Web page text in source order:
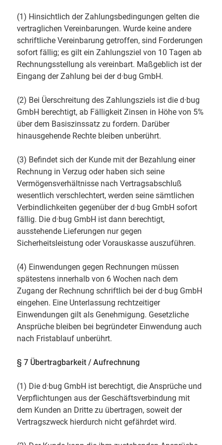
(1) Hinsichtlich der Zahlungsbedingungen gelten die
vertraglichen Vereinbarungen. Wurde keine andere
schriftliche Vereinbarung getroffen, sind Forderungen
sofort fällig; es gilt ein Zahlungsziel von 10 Tagen ab
Rechnungsstellung als vereinbart. Maßgeblich ist der
Eingang der Zahlung bei der d·bug GmbH.
(2) Bei Üerschreitung des Zahlungsziels ist die d·bug
GmbH berechtigt, ab Fälligkeit Zinsen in Höhe von 5%
über dem Basiszinssatz zu fordern. Darüber
hinausgehende Rechte bleiben unberührt.
(3) Befindet sich der Kunde mit der Bezahlung einer
Rechnung in Verzug oder haben sich seine
Vermögensverhältnisse nach Vertragsabschluß
wesentlich verschlechtert, werden seine sämtlichen
Verbindlichkeiten gegenüber der d·bug GmbH sofort
fällig. Die d·bug GmbH ist dann berechtigt,
ausstehende Lieferungen nur gegen
Sicherheitsleistung oder Vorauskasse auszuführen.
(4) Einwendungen gegen Rechnungen müssen
spätestens innerhalb von 6 Wochen nach dem
Zugang der Rechnung schriftlich bei der d·bug GmbH
eingehen. Eine Unterlassung rechtzeitiger
Einwendungen gilt als Genehmigung. Gesetzliche
Ansprüche bleiben bei begründeter Einwendung auch
nach Fristablauf unberührt.
§ 7 Übertragbarkeit / Aufrechnung
(1) Die d·bug GmbH ist berechtigt, die Ansprüche und
Verpflichtungen aus der Geschäftsverbindung mit
dem Kunden an Dritte zu übertragen, soweit der
Vertragszweck hierdurch nicht gefährdet wird.